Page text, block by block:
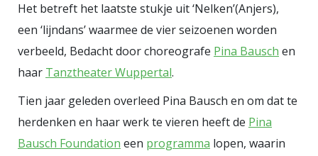
Het betreft het laatste stukje uit ‘Nelken’(Anjers),
een ‘lijndans’ waarmee de vier seizoenen worden
verbeeld, Bedacht door choreografe Pina Bausch en
haar Tanztheater Wuppertal.
Tien jaar geleden overleed Pina Bausch en om dat te
herdenken en haar werk te vieren heeft de Pina
Bausch Foundation een programma lopen, waarin